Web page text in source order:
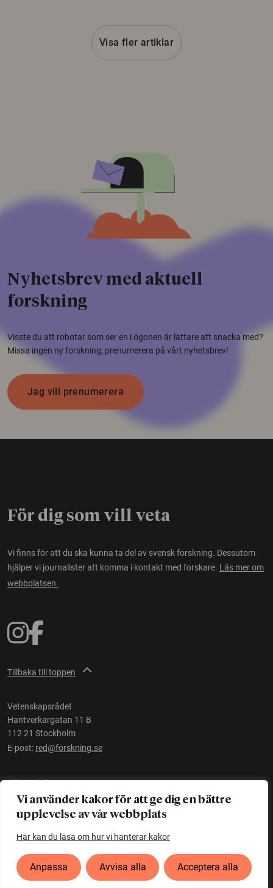
Vi använder kakor för att ge dig en bättre
upplevelse av vår webbplats
Här kan du läsa om hur vi hanterar kakor
Anpassa Avvisa alla Acceptera alla
Visa fler artiklar
Nyhetsbrev med aktuell
forskning
Visste du att robotar som ser en i ögonen är lättare att snacka med?
Missa ingen ny forskning, prenumerera på vårt nyhetsbrev!
Jag vill prenumerera
För dig som vill veta
Vi finns för att du ska kunna ta del av svensk forskning. Dessutom
hjälper vi journalister att komma i kontakt med forskare. Läs mer om
webbplatsen.
Tillbaka till toppen
Vetenskapsrådet
Hantverkargatan 11 B
112 21 Stockholm
E-post: red@forskning.se
Tillgänglighet
Ett initiativ avVetenskapsrådet